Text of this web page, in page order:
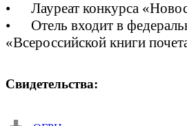
• Лауреат конкурса
• Отель входит в
«Всероссийской книги
Свидетельства: